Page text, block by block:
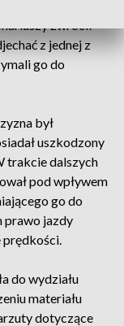
zwrócił
z jednej z
go do
był
uszkodzony
trakcie dalszych
pod wpływem
go do
prawo jazdy
prędkości.
do wydziału
materiału
dotyczące